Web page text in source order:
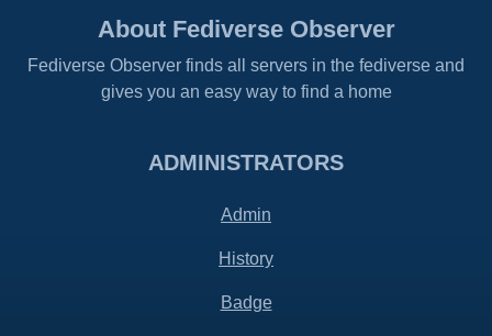
About Fediverse Observer
Fediverse Observer finds all servers in the fediverse and
gives you an easy way to find a home
ADMINISTRATORS
Admin
History
Badge